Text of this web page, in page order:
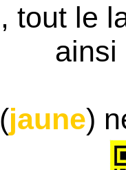
tout le
ainsi
jaune)